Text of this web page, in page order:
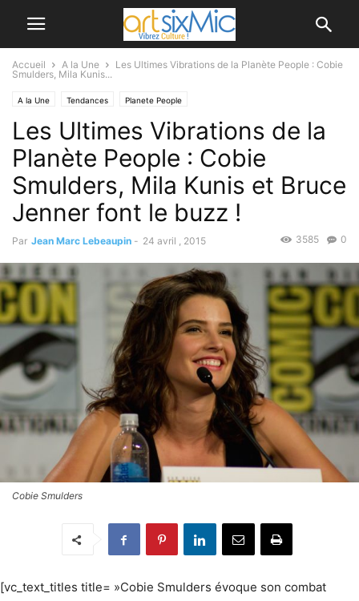
Accueil A la Une
Les Ultimes Vibrations de la Planète People : Cobie
Smulders, Mila Kunis...
A la Une Tendances Planete People
Les Ultimes Vibrations de la
Planète People : Cobie
Smulders, Mila Kunis et Bruce
Jenner font le buzz !
Par Jean Marc Lebeaupin - 24 avril , 2015 0
3585
Cobie Smulders
[vc_text_titles title= »Cobie Smulders évoque son combat